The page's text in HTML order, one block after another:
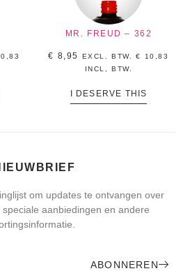
MR. FREUD – 362
€ 8,95 EXCL. BTW.€
10,83
INCL, BTW.
I DESERVE THIS
om updates te ontvangen over
aanbiedingen en andere
ABONNEREN